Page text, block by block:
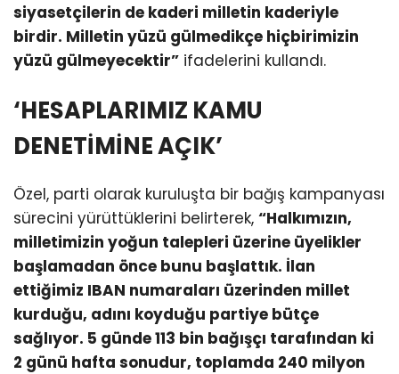
siyasetçilerin de kaderi milletin kaderiyle
birdir. Milletin yüzü gülmedikçe hiçbirimizin
yüzü gülmeyecektir” ifadelerini kullandı.
‘HESAPLARIMIZ KAMU
DENETİMİNE AÇIK’
Özel, parti olarak kuruluşta bir bağış kampanyası
sürecini yürüttüklerini belirterek, “Halkımızın,
milletimizin yoğun talepleri üzerine üyelikler
başlamadan önce bunu başlattık. İlan
ettiğimiz IBAN numaraları üzerinden millet
kurduğu, adını koyduğu partiye bütçe
sağlıyor. 5 günde 113 bin bağışçı tarafından ki
2 günü hafta sonudur, toplamda 240 milyon